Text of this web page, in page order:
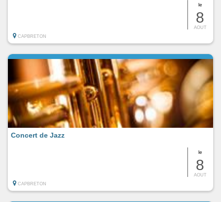
le
8
AOUT
CAPBRETON
le
8
AOUT
Concert de Jazz
CAPBRETON